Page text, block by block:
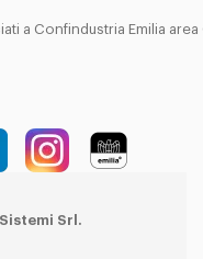
a Confindustria Emilia
Srl.